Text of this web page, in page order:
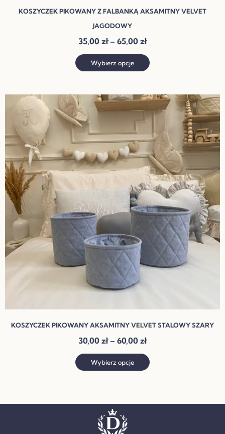
KOSZYCZEK PIKOWANY Z FALBANKĄ AKSAMITNY VELVET
JAGODOWY
35,00 zł – 65,00 zł
Wybierz opcje
KOSZYCZEK PIKOWANY AKSAMITNY VELVET STALOWY SZARY
30,00 zł – 60,00 zł
Zakres
cen:
od
30,00 zł
do
60,00 zł
Wybierz opcje
Ten
produkt
ma
wiele
wariantów.
Opcje
można
wybrać
na
stronie
produktu